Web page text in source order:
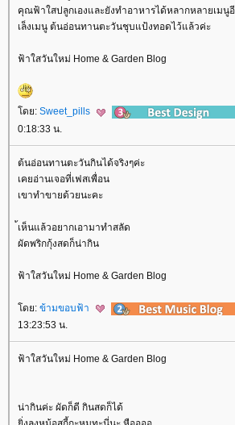
คุณฟ้าใสปลูกเองและยังทำอาหารได้หลากหลายเม
เล็งเมนู ต้นอ่อนทานตะวันชุบแป้งทอดไว้แล้วค่ะ
ฟ้าใสวันใหม่ Home & Garden Blog
ดย: Sweet_pills
0:18:33 น.
ต้นอ่อนทานตะวันกินได้จริงๆค่ะ
เคยอ่านเจอที่เฟสเพื่อน
เขาทำขายด้วยนะคะ
้เห็นแล้วอยากเอามาทำสลัด
ผัดพริกกุ้งสดก็น่ากิน
ฟ้าใสวันใหม่ Home & Garden Blog
ดย: ข้ามขอบฟ้า
13:23:53 น.
ฟ้าใสวันใหม่ Home & Garden Blog
น่ากินค่ะ ผัดก็ดี กินสดก็ได้